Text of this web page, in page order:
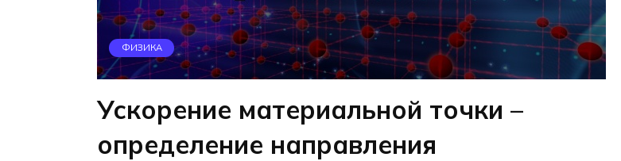
ФИЗИКА
Ускорение материальной точки –
определение направления